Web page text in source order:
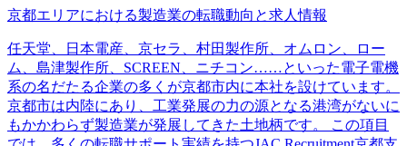
京都エリアにおける製造業の転職動向と求人情報
任天堂、日本電産、京セラ、村田製作所、オムロン、ロー
ム、島津製作所、SCREEN、ニチコン……といった電子電機
系の名だたる企業の多くが京都市内に本社を設けています。
京都市は内陸にあり、工業発展の力の源となる港湾がないに
もかかわらず製造業が発展してきた土地柄です。 この項目